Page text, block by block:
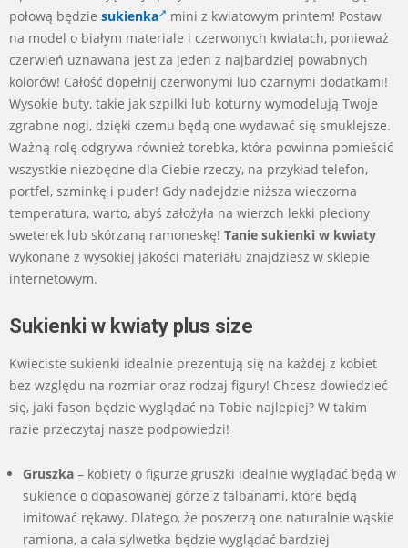
połową będzie sukienka
mini z kwiatowym printem! Postaw
na model o białym materiale i czerwonych kwiatach, ponieważ
czerwień uznawana jest za jeden z najbardziej powabnych
kolorów! Całość dopełnij czerwonymi lub czarnymi dodatkami!
Wysokie buty, takie jak szpilki lub koturny wymodelują Twoje
zgrabne nogi, dzięki czemu będą one wydawać się smuklejsze.
Ważną rolę odgrywa również torebka, która powinna pomieścić
wszystkie niezbędne dla Ciebie rzeczy, na przykład telefon,
portfel, szminkę i puder! Gdy nadejdzie niższa wieczorna
temperatura, warto, abyś założyła na wierzch lekki pleciony
sweterek lub skórzaną ramoneskę! Tanie sukienki w kwiaty
wykonane z wysokiej jakości materiału znajdziesz w sklepie
internetowym.
Sukienki w kwiaty plus size
Kwieciste sukienki idealnie prezentują się na każdej z kobiet
bez względu na rozmiar oraz rodzaj figury! Chcesz dowiedzieć
się, jaki fason będzie wyglądać na Tobie najlepiej? W takim
razie przeczytaj nasze podpowiedzi!
Gruszka – kobiety o figurze gruszki idealnie wyglądać będą w
sukience o dopasowanej górze z falbanami, które będą
imitować rękawy. Dlatego, że poszerzą one naturalnie wąskie
ramiona, a cała sylwetka będzie wyglądać bardziej